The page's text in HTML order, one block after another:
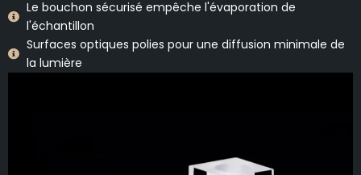
Le bouchon sécurisé empêche l'évaporation de
l'échantillon
Surfaces optiques polies pour une diffusion minimale de
la lumière